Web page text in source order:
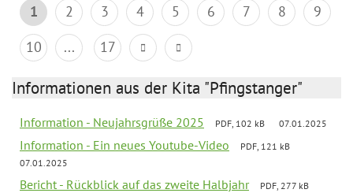
1 2 3 4 5 6 7 8
9
10
... 17
Informationen aus der Kita "Pfingstanger"
Information - Neujahrsgrüße 2025 PDF, 102 kB 07.01.2025
Information - Ein neues Youtube-Video
PDF, 121 kB
07.01.2025
Bericht - Rückblick auf das zweite Halbjahr
PDF, 277 kB